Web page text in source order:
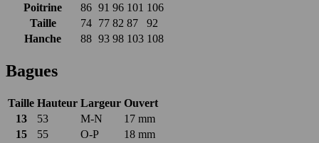
Poitrine
86 91 96 101 106
Taille
74 77 82 87
92
Hanche
88 93 98 103 108
Bagues
Taille Hauteur Largeur Ouvert
13
53 M-N
17 mm
15
55 O-P
18 mm